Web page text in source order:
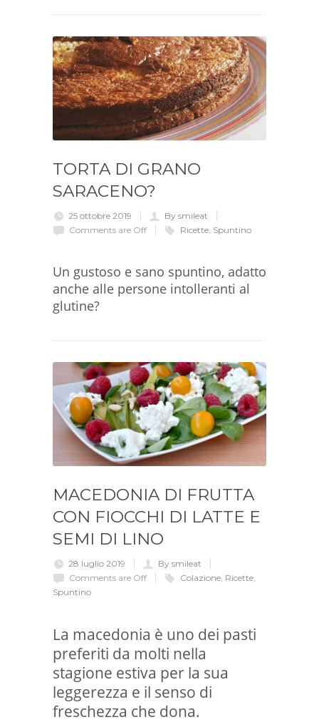
TORTA DI GRANO
SARACENO?
25 ottobre 2019
By smileat
Comments are Off
Ricette, Spuntino
Un gustoso e sano spuntino, adatto
anche alle persone intolleranti al
glutine?
MACEDONIA DI FRUTTA
CON FIOCCHI DI LATTE E
SEMI DI LINO
28 luglio 2019
By smileat
Comments are Off
Colazione Ricette
Spuntino
La macedonia è uno dei pasti
preferiti da molti nella
stagione estiva per la sua
leggerezza e il senso di
freschezza che dona.